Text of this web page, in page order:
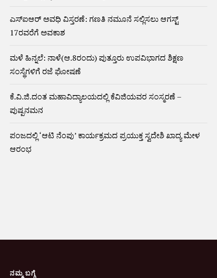
ಎಸ್‌ಐಆರ್‌ ಅವಧಿ ವಿಸ್ತರಣೆ: ಗಣತಿ ನಮೂನೆ ಸಲ್ಲಿಸಲು ಆಗಸ್ಟ್‌
17ರವರೆಗೆ ಅವಕಾಶ
ಮಳೆ ಹಿನ್ನಲೆ: ನಾಳೆ(ಆ.8ರಂದು) ಪುತ್ತೂರು ಉಪವಿಭಾಗದ ಶಿಕ್ಷಣ
ಸಂಸ್ಥೆಗಳಿಗೆ ರಜೆ ಘೋಷಣೆ
ಕೆ.ವಿ.ಜಿ.ದಂತ ಮಹಾವಿದ್ಯಾಲಯದಲ್ಲಿ ಕೆವಿಜಿಯವರ ಸಂಸ್ಮರಣೆ –
ಪುಷ್ಪನಮನ
ಪಂಜದಲ್ಲಿ ‘ಆಟಿ ನೆಂಪು’ ಕಾರ್ಯಕ್ರಮದ ಪ್ರಯುಕ್ತ ಸ್ವದೇಶಿ ಖಾದ್ಯ ಮೇಳ
ಆರಂಭ
ನಮ್ಮ ಬಗ್ಗೆ